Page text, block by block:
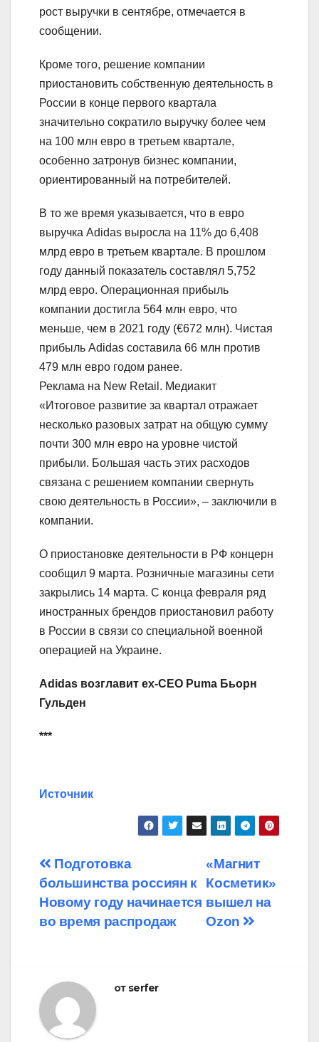
рост выручки в сентябре, отмечается в
сообщении.
Кроме того, решение компании
приостановить собственную деятельность в
России в конце первого квартала
значительно сократило выручку более чем
на 100 млн евро в третьем квартале,
особенно затронув бизнес компании,
ориентированный на потребителей.
В то же время указывается, что в евро
выручка Adidas выросла на 11% до 6,408
млрд евро в третьем квартале. В прошлом
году данный показатель составлял 5,752
млрд евро. Операционная прибыль
компании достигла 564 млн евро, что
меньше, чем в 2021 году (€672 млн). Чистая
прибыль Adidas составила 66 млн против
479 млн евро годом ранее.
Реклама на New Retail. Медиакит
«Итоговое развитие за квартал отражает
несколько разовых затрат на общую сумму
почти 300 млн евро на уровне чистой
прибыли. Большая часть этих расходов
связана с решением компании свернуть
свою деятельность в России», – заключили в
компании.
О приостановке деятельности в РФ концерн
сообщил 9 марта. Розничные магазины сети
закрылись 14 марта. С конца февраля ряд
иностранных брендов приостановил работу
в России в связи со специальной военной
операцией на Украине.
Adidas возглавит ex-CEO Puma Бьорн
Гульден
***
Источник
Навигация
по
записям
«Магнит
Косметик»
вышел на
Ozon
Подготовка
большинства россиян к
Новому году начинается
во время распродаж
от serfer